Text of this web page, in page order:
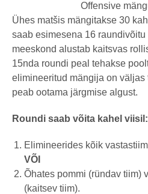
Offensive
Ühes matšis mängitakse 30
saab esimesena 16
meeskond alustab kaitsvas
15nda roundi peal tehakse
elimineeritud mängija on väljas
peab ootama järgmise algust.
Roundi saab võita kahel viisil:
Elimineerides kõik
VÕI
Õhates pommi (ründav tiim)
(kaitsev tiim).